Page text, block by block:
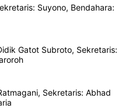
Suyono, Bendahara:
Gatot Subroto, Sekretaris:
Sekretaris: Abhad